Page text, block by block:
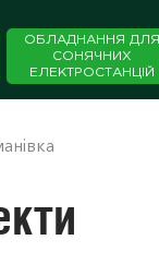
ОБЛАДНАННЯ ДЛЯ
СОНЯЧНИХ
ЕЛЕКТРОСТАНЦІЙ